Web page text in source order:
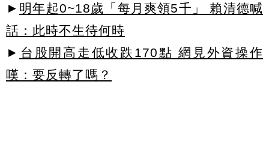
► 明年起0~18歲「每月爽領5千」 賴清德喊
話：此時不生待何時
► 台股開高走低收跌170點 網見外資操作
嘆：要反轉了嗎？